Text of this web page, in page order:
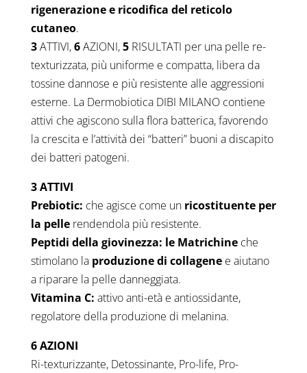
rigenerazione e ricodifica del reticolo
cutaneo.
3ATTIVI,6AZIONI,5RISULTATI per una pelle re-
texturizzata, più uniforme e compatta, libera da
tossine dannose e più resistente alle aggressioni
esterne. La Dermobiotica DIBI MILANO contiene
attivi che agiscono sulla flora batterica, favorendo
la crescita e l’attività dei “batteri” buoni a discapito
dei batteri patogeni.
3 ATTIVI
Prebiotic: che agisce come unricostituente per
la pellerendendola più resistente.
Peptidi della giovinezza: le Matrichineche
stimolano la produzione di collagenee aiutano
a riparare la pelle danneggiata.
Vitamina C: attivo anti-età e antiossidante,
regolatore della produzione di melanina.
6 AZIONI
Ri-texturizzante, Detossinante, Pro-life, Pro-